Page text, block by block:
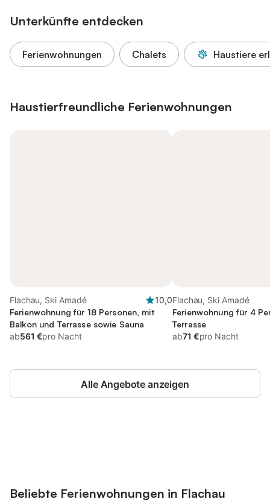
Unterkünfte entdecken
Ferienwohnungen Chalets Haustiere
Haustierfreundliche Ferienwohnungen
Flachau, Ski Amadé
10,0
Ferienwohnung für 18 Personen, mit
Balkon und Terrasse sowie Sauna
ab561 €pro Nacht
Flachau, Ski Amadé
Ferienwohnung für 4
Terrasse
ab71 €pro Nacht
Alle Angebote anzeigen
Beliebte Ferienwohnungen in Flachau